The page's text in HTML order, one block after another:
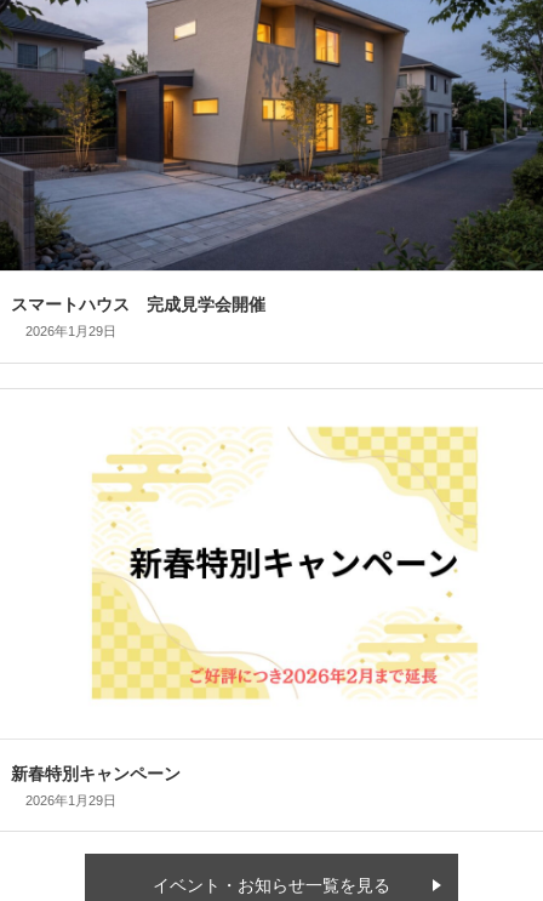
家づくり完成見学会を完全予約制にて開催します！！無事終
しました。
スマートハウス 完成見学会開催
2026年1月29日
2026年1月29日
イベント・お知らせ一覧を見る